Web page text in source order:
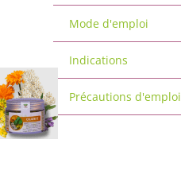
Mode d'emploi
Indications
Précautions d'emploi